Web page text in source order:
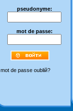
pseudonyme:
mot de passe:
mot de passe oubliй?